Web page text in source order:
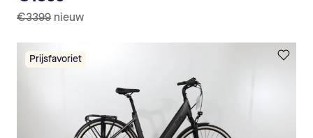
€3399 nieuw
Prijsfavoriet